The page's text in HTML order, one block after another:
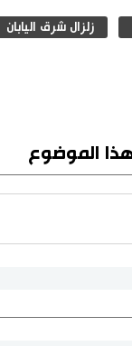
زلزال شرق اليابان
الموضوع